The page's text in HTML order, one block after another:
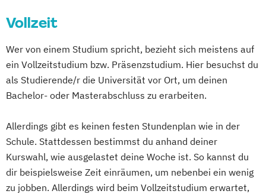
Vollzeit
Wer von einem Studium spricht, bezieht sich meistens auf
ein Vollzeitstudium bzw. Präsenzstudium. Hier besuchst du
als Studierende/r die Universität vor Ort, um deinen
Bachelor- oder Masterabschluss zu erarbeiten.
Allerdings gibt es keinen festen Stundenplan wie in der
Schule. Stattdessen bestimmst du anhand deiner
Kurswahl, wie ausgelastet deine Woche ist. So kannst du
dir beispielsweise Zeit einräumen, um nebenbei ein wenig
zu jobben. Allerdings wird beim Vollzeitstudium erwartet,